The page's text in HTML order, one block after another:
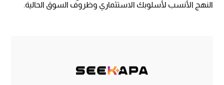
النهج الأنسب لأسلوبك الاستثماري وظروف السوق الحالية.